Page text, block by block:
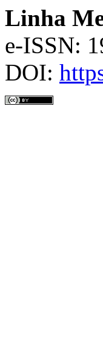
Linha
e-ISSN:
DOI: